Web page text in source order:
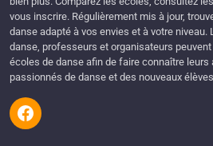
vous inscrire. Régulièrement mis à jour,
danse adapté à vos envies et à votre
danse, professeurs et organisateurs
écoles de danse afin de faire connaître leurs
passionnés de danse et des nouveaux